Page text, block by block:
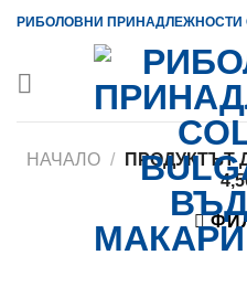
SkipРИБОЛОВНИ ПРИНАДЛЕЖНОСТИ
НАЧАЛО / ПРОДУКТЪТ